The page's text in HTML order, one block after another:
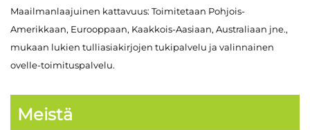
Maailmanlaajuinen kattavuus: Toimitetaan Pohjois-
Amerikkaan, Eurooppaan, Kaakkois-Aasiaan, Australiaan jne.,
mukaan lukien tulliasiakirjojen tukipalvelu ja valinnainen
ovelle-toimituspalvelu.
Meistä